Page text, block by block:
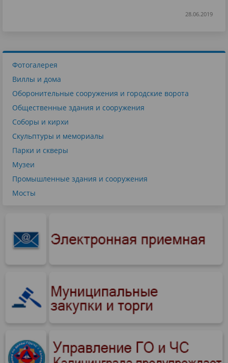
28.06.2019
Фотогалерея
Виллы и дома
Оборонительные сооружения и городские ворота
Общественные здания и сооружения
Соборы и кирхи
Скульптуры и мемориалы
Парки и скверы
Музеи
Промышленные здания и сооружения
Мосты